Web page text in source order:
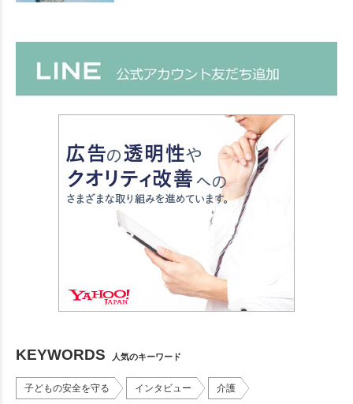
KEYWORDS 人気のキーワード
子どもの安全を守る インタビュー 介護